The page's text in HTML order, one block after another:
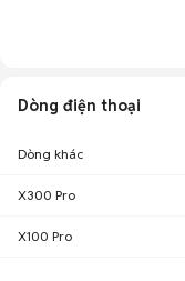
Dòng điện thoại
Dòng khác
X300 Pro
X100 Pro